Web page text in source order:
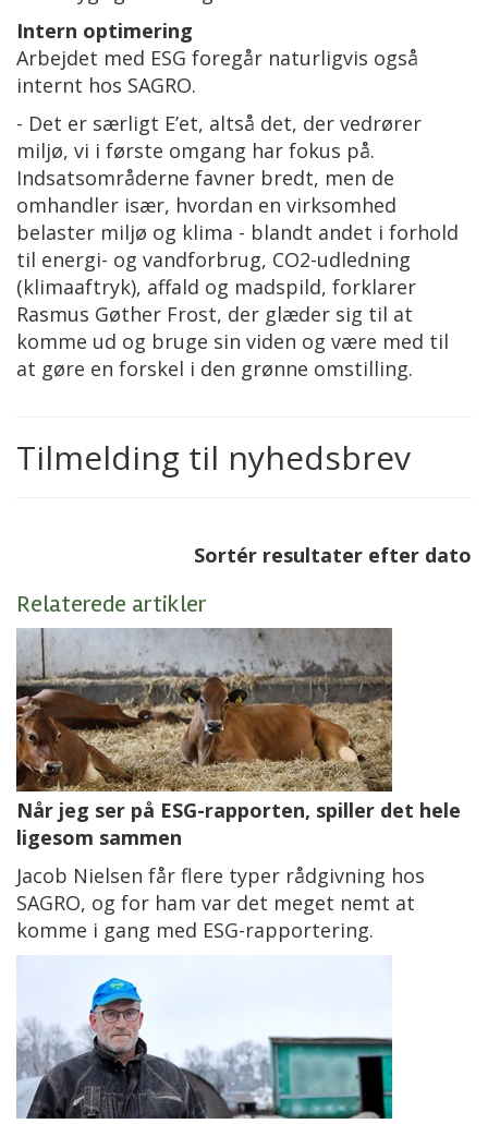
Intern optimering
Arbejdet med ESG foregår naturligvis også
internt hos SAGRO.
- Det er særligt E’et, altså det, der vedrører
miljø, vi i første omgang har fokus på.
Indsatsområderne favner bredt, men de
omhandler især, hvordan en virksomhed
belaster miljø og klima - blandt andet i forhold
til energi- og vandforbrug, CO2-udledning
(klimaaftryk), affald og madspild, forklarer
Rasmus Gøther Frost, der glæder sig til at
komme ud og bruge sin viden og være med til
at gøre en forskel i den grønne omstilling.
Tilmelding til nyhedsbrev
Sortér resultater efter dato
Relaterede artikler
Når jeg ser på ESG-rapporten, spiller det hele
ligesom sammen
Jacob Nielsen får flere typer rådgivning hos
SAGRO, og for ham var det meget nemt at
komme i gang med ESG-rapportering.